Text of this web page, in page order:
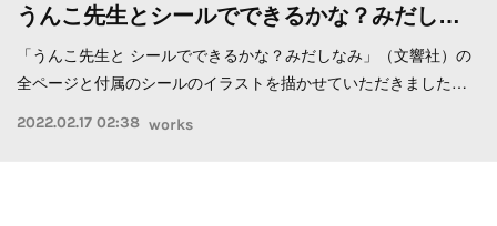
うんこ先生とシールでできるかな？みだし…
「うんこ先生と シールでできるかな？みだしなみ」（文響社）の
全ページと付属のシールのイラストを描かせていただきました…
2022.02.17 02:38 works